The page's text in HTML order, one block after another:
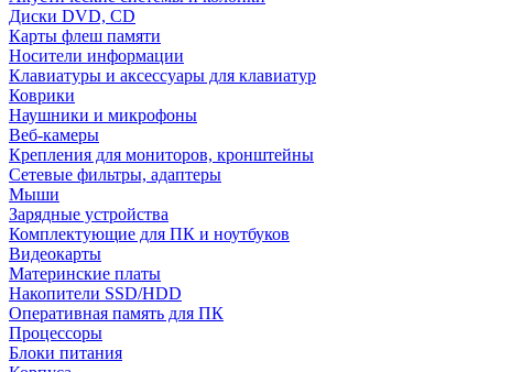
Диски DVD, CD
Карты флеш памяти
Носители информации
Клавиатуры и аксессуары для клавиатур
Коврики
Наушники и микрофоны
Веб-камеры
Крепления для мониторов, кронштейны
Сетевые фильтры, адаптеры
Мыши
Зарядные устройства
Комплектующие для ПК и ноутбуков
Видеокарты
Материнские платы
Накопители SSD/HDD
Оперативная память для ПК
Процессоры
Блоки питания